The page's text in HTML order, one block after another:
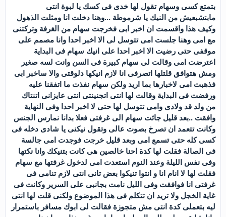
بتمتع كسى وسهام تقول لها خدى فى كسك يا لبوة انتى
مابتشبعيش من النيك يا شرموطة ...وهنا دخلت انا ومثلت الذهول
وكيف هذا واقسمت ان اخبر ابى فخرجت سهام من الغرفة وتركتنى
مع امى وهنا جلست امى تتوسل لى الا اخبر احدا وانا مصمم على
موقفى حتى رضيت الا اخبر احدا على انيك سهام فى البداية
اعترضت امى وقالت لى سهام كبيرة فى السن وانت لسه صغير
ومش هتوافق قلتلها اتصرفى انا لازم انيكها دلوقتى والا ساخبر ابى
فذهبت امى لاخبارها بما اريد ولكن سهام نفذت ما اتفقنا عليه
ورفضت فى البداية وقالت لها انتى اتجنينتى انتى عايزانى اتنتاك
من ولد قد ولادى وامى تتوسل لها حتى لا اخبر احدا وفى النهاية
وافقت ..بعد قليل جائت سهام الى غرفتى فعلا بدانا نمارس الجنس
وكانت تتعمد ان تصرخ بصوت عالى وتقول نيكنى يا شادى دخله فى
كسى كله حتى تسمع امى وبعد قليل خرجت فوجدت امى جالسة
فى الصالة فقلت لها كدة احنا خالصين هى كانت بتنيكك وانا نكتها
وفى نفس الليلة وعند النوم استعدت امى لدخول غرفتها مع سهام
فقلت لها لا انام انا و انتوا تنيكوا بعض تانى انتى لازم تنامى فى
غرفتى انا فوافقت وفى الليل نامت بجانبى على السرير وكانت فى
غاية الخجل ولا تريد ان تتكلم فى هذا الموضوع ولكنى قلت لها انتى
ليه بتعملى كدة انتى مش متجوزة فقالت لى ابوك مسافر باستمرار